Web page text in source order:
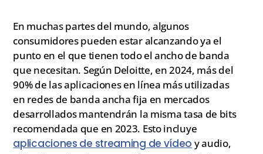
En muchas partes del mundo, algunos
consumidores pueden estar alcanzando ya el
punto en el que tienen todo el ancho de banda
que necesitan. Según Deloitte, en 2024, más del
90% de las aplicaciones en línea más utilizadas
en redes de banda ancha fija en mercados
desarrollados mantendrán la misma tasa de bits
recomendada que en 2023. Esto incluye
aplicaciones de streaming de vídeo y audio,